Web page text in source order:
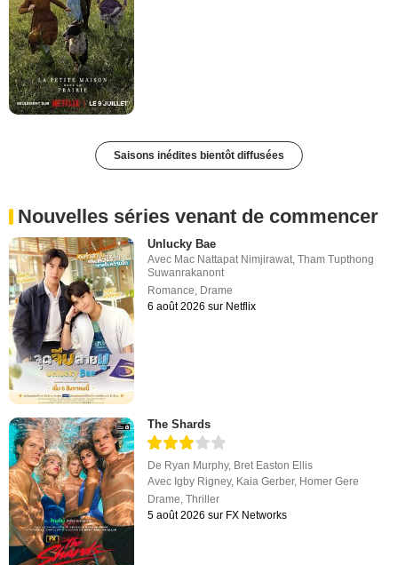
Saisons inédites bientôt diffusées
Nouvelles séries venant de commencer
Unlucky Bae
Avec Mac Nattapat Nimjirawat,Tham Tupthong
Suwanrakanont
Romance, Drame
6 août 2026 sur Netflix
The Shards
De Ryan Murphy, Bret Easton Ellis
Avec Igby Rigney, Kaia Gerber, Homer Gere
Drame,Thriller
5 août 2026 sur FX Networks